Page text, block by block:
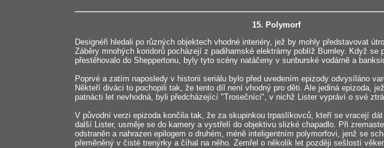
15. Polymorf
Designéři hledali po různých objektech vhodné interiéry, jež by mohly představovat
Záběry mnohých koridorů pocházejí z padihamské elektrárny poblíž Burnley. Když se
přestěhovalo do Sheppertonu, byly tyto scény natáčeny v sunburské vodárně a
Poprvé a zatím naposledy v historii seriálu bylo před uvedením epizody odvysíláno
Někteří diváci to pochopili tak, že tento díl není vhodný pro děti. Ale jediná epizoda,
patnácti let nevhodná, byli předcházející "Trosečníci", v nichž Lister vypráví o své
V původní verzi epizoda končila tak, že za skupinkou trpaslíkovců, kteří se vracejí
další Lister, usměje se do kamery a vystřelí do objektivu slizké chapadlo. Při
odstraněn a nahrazen epilogem o druhém, méně inteligentním polymorfovi, jenž se
přeměněný v čisté trenýrky a číhal na něho. Zemřel o několik let později sešlostí